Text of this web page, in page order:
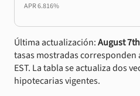
APR6.816%
Última actualización:August
tasas mostradas corresponden
EST. La tabla se actualiza dos
hipotecarias vigentes.